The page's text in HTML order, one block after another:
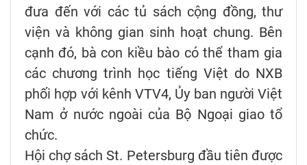
đưa đến với các tủ sách cộng đồng, thư
viện và không gian sinh hoạt chung. Bên
cạnh đó, bà con kiều bào có thể tham gia
các chương trình học tiếng Việt do NXB
phối hợp với kênh VTV4, Ủy ban người Việt
Nam ở nước ngoài của Bộ Ngoại giao tổ
chức.
Hội chợ sách St. Petersburg đầu tiên được